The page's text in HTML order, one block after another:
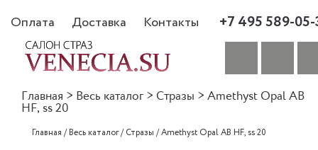
Оплата Доставка Контакты +7 495 589-
Главная > Весь каталог > Стразы > Amethyst Opal AB
HF, ss 20
Главная /Весь каталог/Стразы /Amethyst Opal AB HF, ss 20